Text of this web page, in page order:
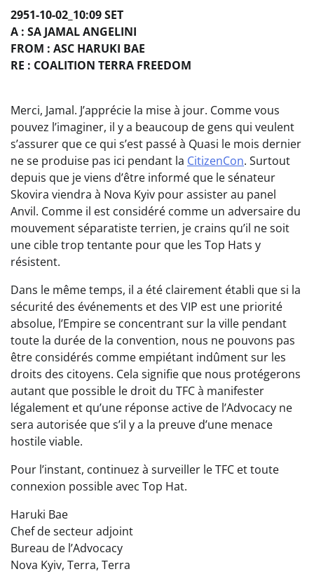
2951-10-02_10:09 SET
A : SA JAMAL ANGELINI
FROM : ASC HARUKI BAE
RE : COALITION TERRA FREEDOM
Merci, Jamal. J’apprécie la mise à jour. Comme vous
pouvez l’imaginer, il y a beaucoup de gens qui veulent
s’assurer que ce qui s’est passé à Quasi le mois dernier
ne se produise pas ici pendant la CitizenCon. Surtout
depuis que je viens d’être informé que le sénateur
Skovira viendra à Nova Kyiv pour assister au panel
Anvil. Comme il est considéré comme un adversaire du
mouvement séparatiste terrien, je crains qu’il ne soit
une cible trop tentante pour que les Top Hats y
résistent.
Dans le même temps, il a été clairement établi que si la
sécurité des événements et des VIP est une priorité
absolue, l’Empire se concentrant sur la ville pendant
toute la durée de la convention, nous ne pouvons pas
être considérés comme empiétant indûment sur les
droits des citoyens. Cela signifie que nous protégerons
autant que possible le droit du TFC à manifester
légalement et qu’une réponse active de l’Advocacy ne
sera autorisée que s’il y a la preuve d’une menace
hostile viable.
Pour l’instant, continuez à surveiller le TFC et toute
connexion possible avec Top Hat.
Haruki Bae
Chef de secteur adjoint
Bureau de l’Advocacy
Nova Kyiv, Terra, Terra